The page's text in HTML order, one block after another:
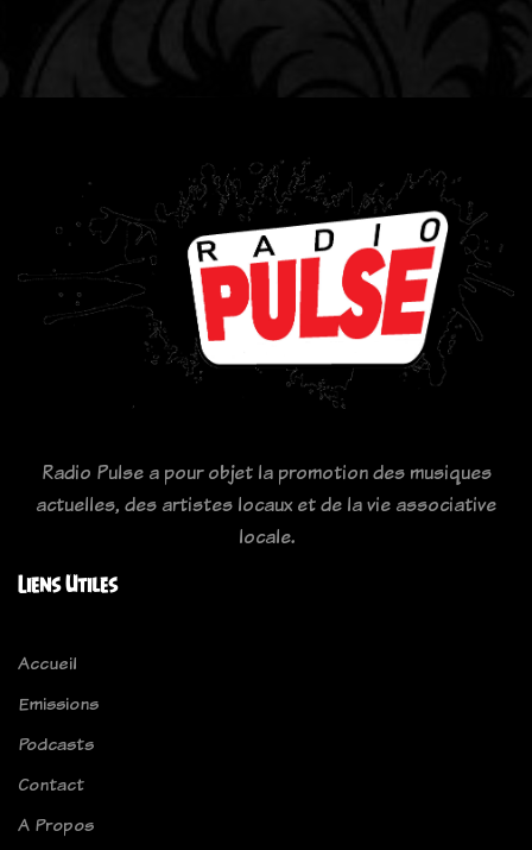
Radio Pulse a pour objet la promotion des musiques
actuelles, des artistes locaux et de la vie associative
locale.
Liens Utiles
Accueil
Emissions
Podcasts
Contact
A Propos